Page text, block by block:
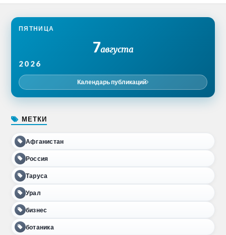
ПЯТНИЦА
7августа
2026
Календарь публикаций
МЕТКИ
Афганистан
Россия
Таруса
Урал
бизнес
ботаника